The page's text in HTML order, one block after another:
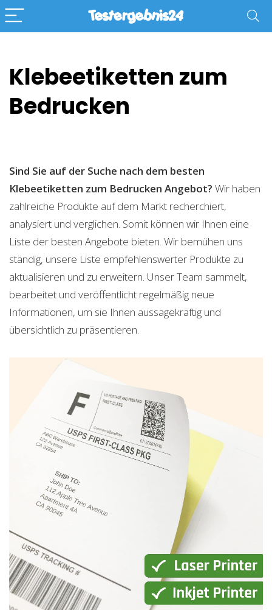
Klebeetiketten zum
Bedrucken
Sind Sie auf der Suche nach dem besten
Klebeetiketten zum Bedrucken Angebot? Wir haben
zahlreiche Produkte auf dem Markt recherchiert,
analysiert und verglichen. Somit können wir Ihnen eine
Liste der besten Angebote bieten. Wir bemühen uns
ständig, unsere Liste empfehlenswerter Produkte zu
aktualisieren und zu erweitern. Unser Team sammelt,
bearbeitet und veröffentlicht regelmäßig neue
Informationen, um sie Ihnen aussagekräftig und
übersichtlich zu präsentieren.